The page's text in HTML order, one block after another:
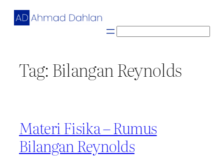
Skip
r
c
Tag: Bilangan Reynolds
Materi Fisika – Rumus
Bilangan Reynolds